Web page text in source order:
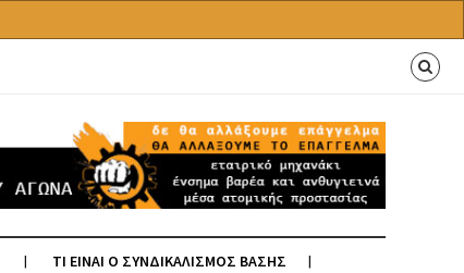
ΤΙ ΕΙΝΑΙ Ο ΣΥΝΔΙΚΑΛΙΣΜΟΣ ΒΑΣΗΣ